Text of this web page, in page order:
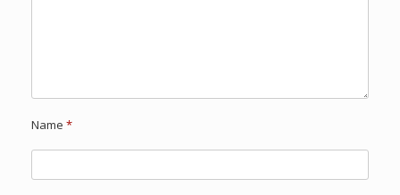
Name *